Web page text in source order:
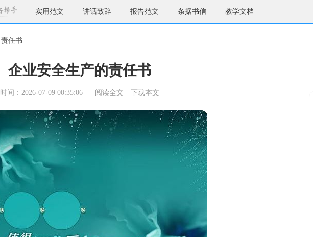
实用范文 讲话致辞 报告范文 条据书信 教学文档
责任书
企业安全生产的责任书
时间：2026-07-09 00:35:06 阅读全文 下载本文